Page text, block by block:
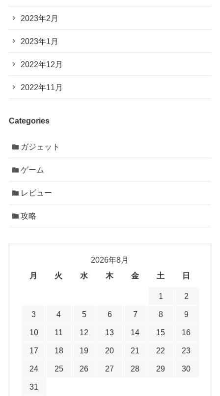
2023年2月
2023年1月
2022年12月
2022年11月
Categories
ガジェット
ゲーム
レビュー
攻略
2026年8月
月
火 水 木 金 土 日
1 2
3 4 5 6 7 8 9
10 11 12 13 14 15 16
17 18 19 20 21 22 23
24 25 26 27 28 29 30
31